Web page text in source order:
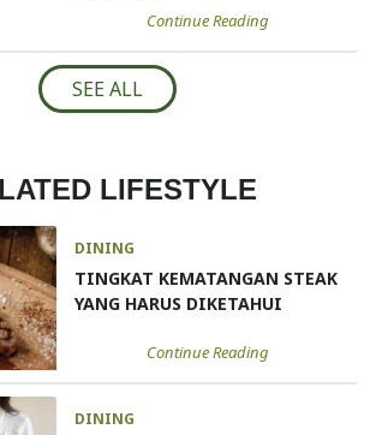
Continue Reading
SEE ALL
LIFESTYLE
DINING
TINGKAT KEMATANGAN STEAK
YANG HARUS DIKETAHUI
Continue Reading
DINING